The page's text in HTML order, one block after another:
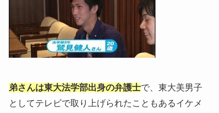
弟さんは東大法学部出身の弁護士で、東大美男子
としてテレビで取り上げられたこともあるイケメ